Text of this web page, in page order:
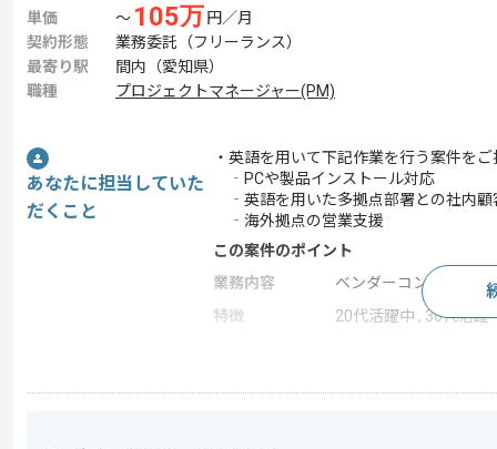
単価 〜 105万 円／月
契約形態
業務委託（フリーランス）
最寄り駅
間内（愛知県）
職種
プロジェクトマネージャー(PM)
あなたに担当していた
だくこと
・英語を用いて下記作業を行う案件を
‐PCや製品インストール対応
‐英語を用いた多拠点部署との社内顧
‐海外拠点の営業支援
この案件のポイント
業務内容
ベンダーコントロール
特徴
20代活躍中 , 30代活躍